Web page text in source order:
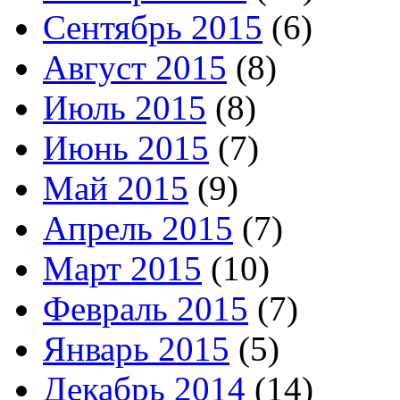
Сентябрь 2015 (6)
Август 2015 (8)
Июль 2015 (8)
Июнь 2015 (7)
Май 2015 (9)
Апрель 2015 (7)
Март 2015 (10)
Февраль 2015 (7)
Январь 2015 (5)
Декабрь 2014 (14)